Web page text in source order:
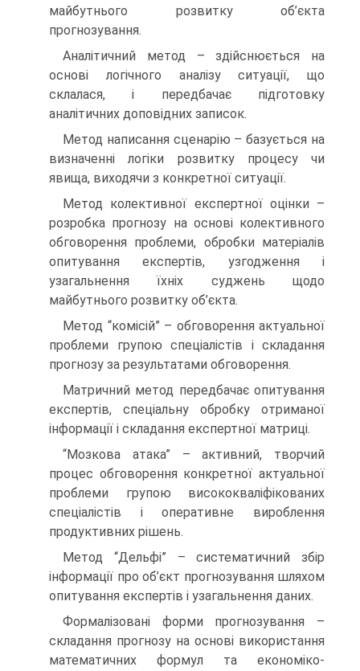
майбутнього розвитку об’єкта
прогнозування.
Аналітичний метод – здійснюється на
основі логічного аналізу ситуації, що
склалася, і передбачає підготовку
аналітичних доповідних записок.
Метод написання сценарію – базується на
визначенні логіки розвитку процесу чи
явища, виходячи з конкретної ситуації.
Метод колективної експертної оцінки –
розробка прогнозу на основі колективного
обговорення проблеми, обробки матеріалів
опитування експертів, узгодження і
узагальнення їхніх суджень щодо
майбутнього розвитку об’єкта.
Метод “комісій” – обговорення актуальної
проблеми групою спеціалістів і складання
прогнозу за результатами обговорення.
Матричний метод передбачає опитування
експертів, спеціальну обробку отриманої
інформації і складання експертної матриці.
“Мозкова атака” – активний, творчий
процес обговорення конкретної актуальної
проблеми групою висококваліфікованих
спеціалістів і оперативне вироблення
продуктивних рішень.
Метод “Дельфі” – систематичний збір
інформації про об’єкт прогнозування шляхом
опитування експертів і узагальнення даних.
Формалізовані форми прогнозування –
складання прогнозу на основі використання
математичних формул та економіко-